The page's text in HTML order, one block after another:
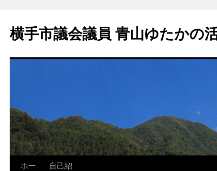
横手市議会議員 青山ゆたかの
ホー
自己紹